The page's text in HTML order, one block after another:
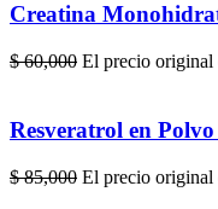
Creatina
$60,000 El precio original
Resveratrol en
$85,000 El precio original